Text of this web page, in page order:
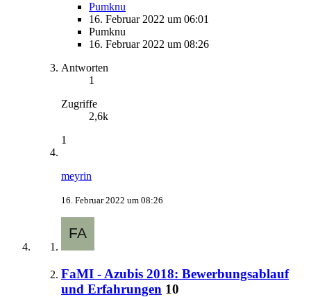
Pumknu
16. Februar 2022 um 06:01
Pumknu
16. Februar 2022 um 08:26
Antworten
1
Zugriffe
2,6k
1
meyrin
16. Februar 2022 um 08:26
FaMI - Azubis 2018: Bewerbungsablauf
und Erfahrungen 10